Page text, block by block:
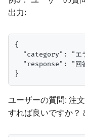
出力:
{
"category": "エ
"response": "回答
ユーザーの質問: 注
すれば良いですか？